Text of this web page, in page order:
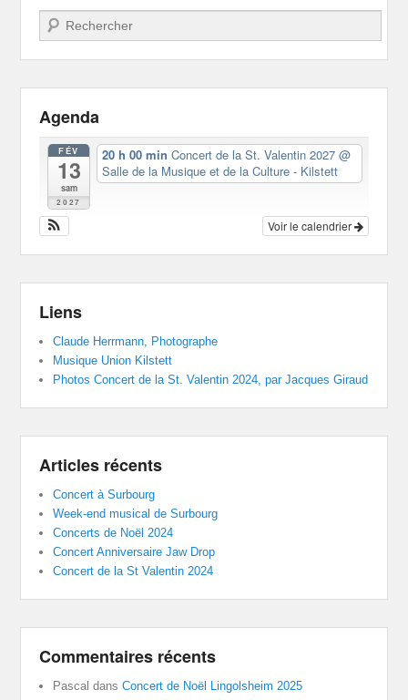
Recherche
Agenda
FÉV
13
sam
2027
20 h 00 min Concert de la St. Valentin 2027 @
Salle de la Musique et de la Culture - Kilstett
Voir le calendrier
Liens
Claude Herrmann, Photographe
Musique Union Kilstett
Photos Concert de la St. Valentin 2024, par Jacques Giraud
Articles récents
Concert à Surbourg
Week-end musical de Surbourg
Concerts de Noël 2024
Concert Anniversaire Jaw Drop
Concert de la St Valentin 2024
Commentaires récents
Pascal dansConcert de Noël Lingolsheim 2025